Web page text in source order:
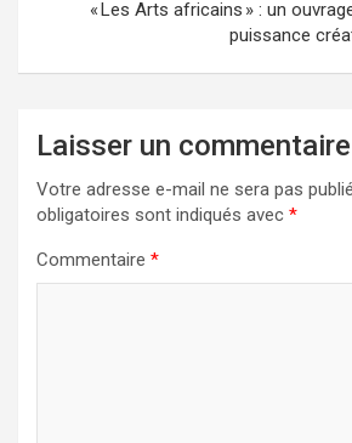
« Les Arts africains » : un
puissance
Laisser un commentaire
Votre adresse e-mail ne sera pas
obligatoires sont indiqués avec *
Commentaire *